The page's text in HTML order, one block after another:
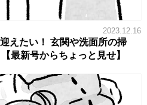
2023.12.16
えたい！ 玄関や洗面所の掃
最新号からちょっと見せ】